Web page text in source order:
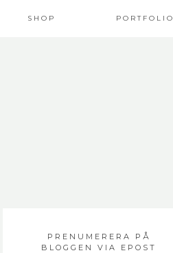
SHOP PORTFOLIO
PRENUMERERA PÅ
BLOGGEN VIA EPOST